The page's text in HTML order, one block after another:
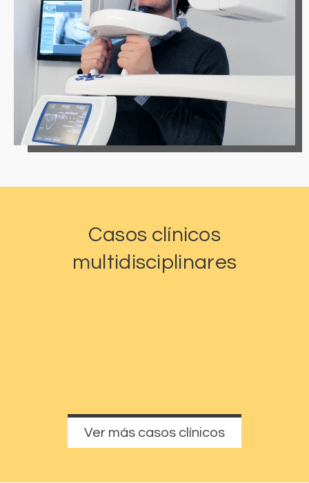
Casos clínicos
multidisciplinares
Ver más casos clínicos